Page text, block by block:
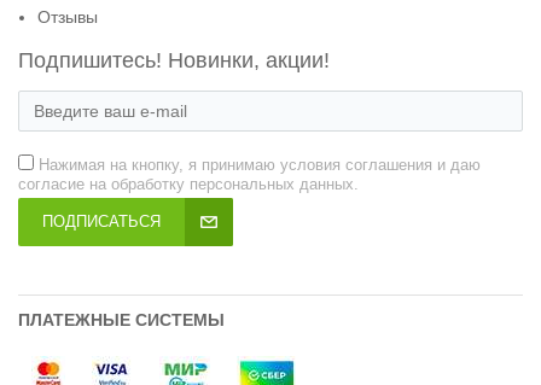
Отзывы
Подпишитесь! Новинки, акции!
Нажимая на кнопку, я принимаю условия соглашения и даю
согласие на обработку персональных данных.
ПОДПИСАТЬСЯ
ПЛАТЕЖНЫЕ СИСТЕМЫ